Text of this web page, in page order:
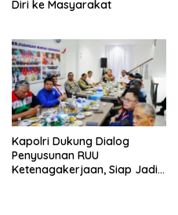
Diri ke Masyarakat
Kapolri Dukung Dialog
Penyusunan RUU
Ketenagakerjaan, Siap Jadi